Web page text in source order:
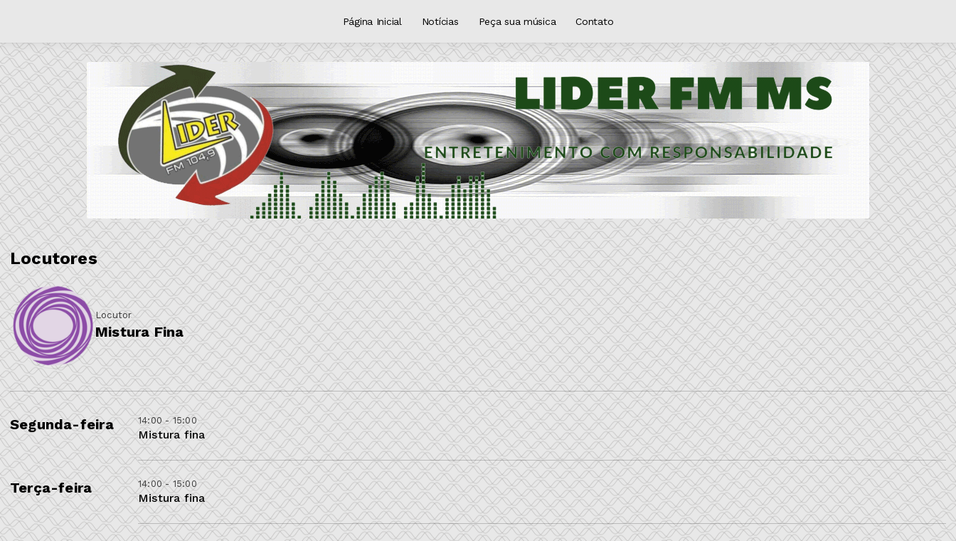
Página Inicial Notícias Peça sua música Contato
Locutores
Locutor
Mistura Fina
Segunda-feira 14:00 - 15:00
Mistura fina
Terça-feira 14:00 - 15:00
Mistura fina